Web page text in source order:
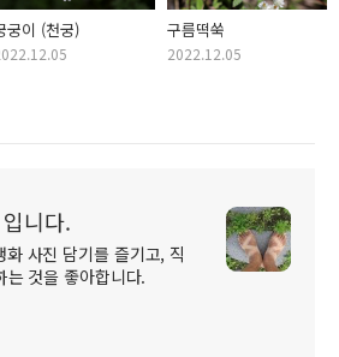
궁이 (천궁) 구름떡쑥
2022.12.05
니다.
사진 담기를 즐기고, 직
는 것을 좋아합니다.